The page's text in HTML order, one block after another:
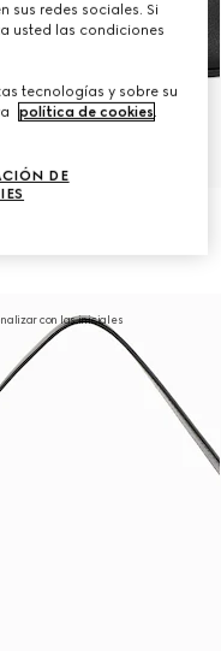
con las iniciales
sus redes sociales. Si
usted las condiciones
tecnologías y sobre su
política de cookies.
DE